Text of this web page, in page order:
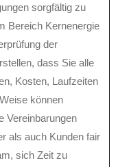
sorgfältig zu
Bereich Kernenergie
der
dass Sie alle
Kosten, Laufzeiten
können
Vereinbarungen
als auch Kunden fair
sich Zeit zu